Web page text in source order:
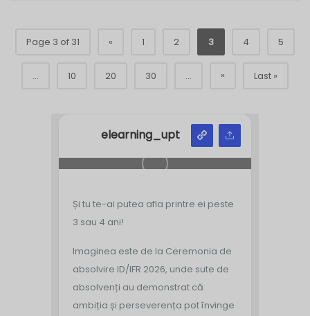
Page 3 of 31 « 1 2 3 4 5
... 10 20 30 ... » Last »
elearning_upt
Și tu te-ai putea afla printre ei peste
3 sau 4 ani!
Imaginea este de la Ceremonia de
absolvire ID/IFR 2026, unde sute de
absolvenți au demonstrat că
ambiția și perseverența pot învinge